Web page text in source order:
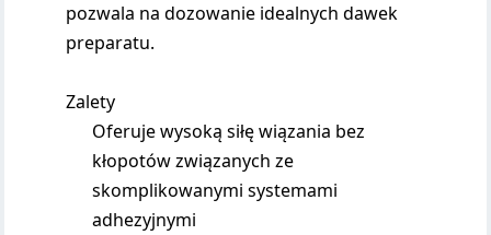
pozwala na dozowanie idealnych dawek
preparatu.
Zalety
Oferuje wysoką siłę wiązania bez
kłopotów związanych ze
skomplikowanymi systemami
adhezyjnymi